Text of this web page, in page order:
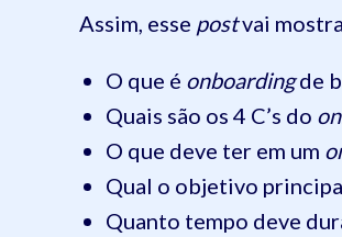
Assim, esse postvai
O que é onboardingde
Quais são os 4 C’s do
O que deve ter em um
Qual o objetivo
Quanto tempo deve